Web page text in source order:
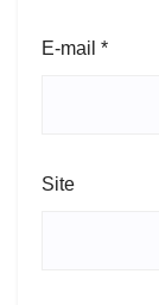
E-mail *
Site